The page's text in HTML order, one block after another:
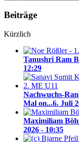
Beiträge
Kürzlich
Tanushri Ram
12:29
Nachwuchs-
Mal on...6. Juli
Maximiliam
2026 - 10:35